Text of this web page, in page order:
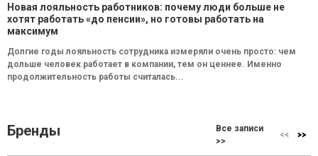
Новая лояльность работников: почему люди больше не
хотят работать «до пенсии», но готовы работать на
максимум
Долгие годы лояльность сотрудника измеряли очень просто: чем
дольше человек работает в компании, тем он ценнее. Именно
продолжительность работы считалась...
Бренды
Все записи
>>